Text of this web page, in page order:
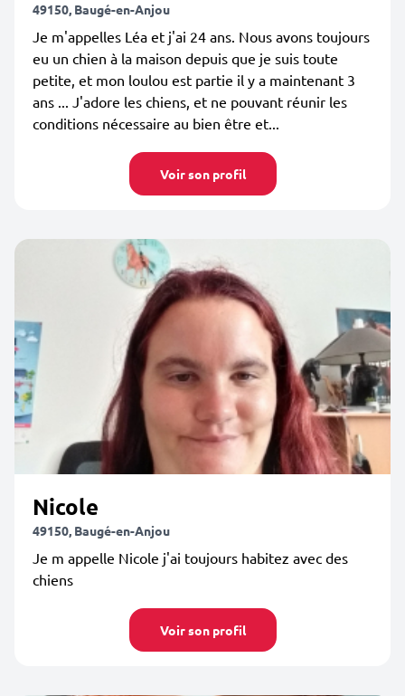
49150, Baugé-en-Anjou
Je m'appelles Léa et j'ai 24 ans. Nous avons toujours
eu un chien à la maison depuis que je suis toute
petite, et mon loulou est partie il y a maintenant 3
ans ... J'adore les chiens, et ne pouvant réunir les
conditions nécessaire au bien être et...
Voir son profil
Nicole
49150, Baugé-en-Anjou
Je m appelle Nicole j'ai toujours habitez avec des
chiens
Voir son profil